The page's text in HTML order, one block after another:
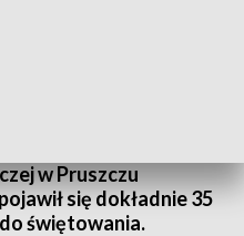
w Pruszczu
się dokładnie 35
świętowania.